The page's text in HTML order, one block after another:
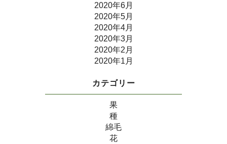
2020年6月
2020年5月
2020年4月
2020年3月
2020年2月
2020年1月
カテゴリー
果
種
綿毛
花